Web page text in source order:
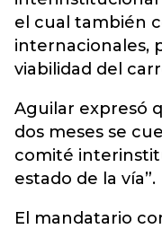
el cual también
internacionales,
viabilidad del
Aguilar expresó
dos meses se
comité
estado de la vía”.
El mandatario